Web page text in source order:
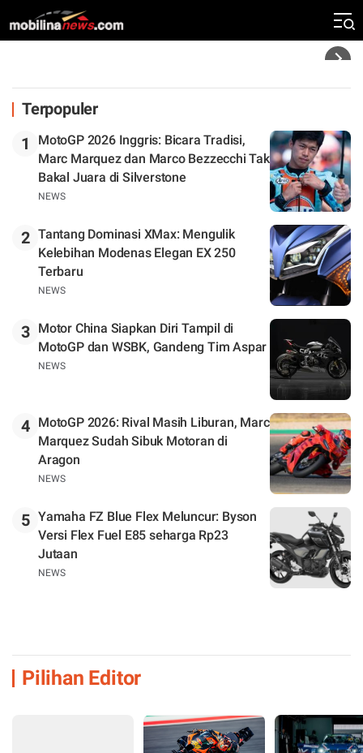
Silverstone. Seri Selanjutnya Belum Jelas
Terpopuler
1
MotoGP 2026 Inggris: Bicara Tradisi,
Marc Marquez dan Marco Bezzecchi Tak
Bakal Juara di Silverstone
NEWS
2 Tantang Dominasi XMax: Mengulik
Kelebihan Modenas Elegan EX 250
Terbaru
NEWS
3
Motor China Siapkan Diri Tampil di
MotoGP dan WSBK, Gandeng Tim Aspar
NEWS
4
MotoGP 2026: Rival Masih Liburan, Marc
Marquez Sudah Sibuk Motoran di
Aragon
NEWS
5 Yamaha FZ Blue Flex Meluncur: Byson
Versi Flex Fuel E85 seharga Rp23
Jutaan
NEWS
Pilihan Editor